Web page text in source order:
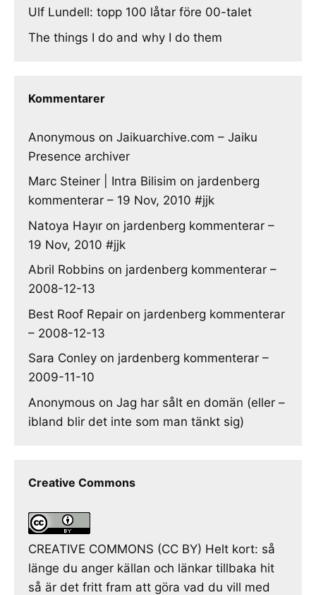
Ulf Lundell: topp 100 låtar före 00-talet
The things I do and why I do them
Kommentarer
Anonymous on Jaikuarchive.com – Jaiku
Presence archiver
Marc Steiner | Intra Bilisim on jardenberg
kommenterar – 19 Nov, 2010 #jjk
Natoya Hayır on jardenberg kommenterar –
19 Nov, 2010 #jjk
Abril Robbins on jardenberg kommenterar –
2008-12-13
Best Roof Repair on jardenberg kommenterar
– 2008-12-13
Sara Conley on jardenberg kommenterar –
2009-11-10
Anonymous on Jag har sålt en domän (eller –
ibland blir det inte som man tänkt sig)
Creative Commons
CREATIVE COMMONS (CC BY) Helt kort: så
länge du anger källan och länkar tillbaka hit
så är det fritt fram att göra vad du vill med